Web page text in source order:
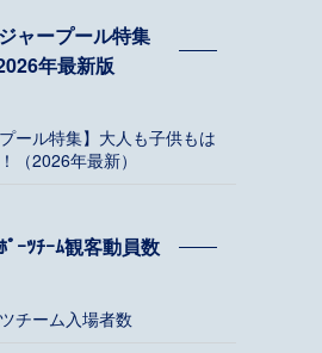
ャープール特集
年最新版
ール特集】大人も子供もは
（2026年最新）
ﾟｰﾂﾁｰﾑ観客動員数
チーム入場者数